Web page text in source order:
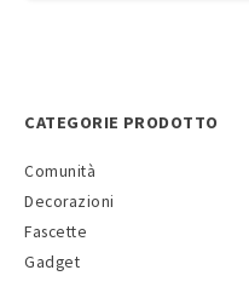
CATEGORIE PRODOTTO
Comunità
Decorazioni
Fascette
Gadget